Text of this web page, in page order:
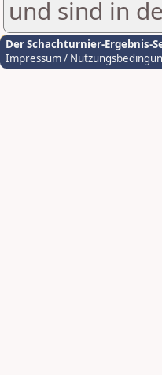
und sind in
Der Schachturnier-Ergebnis-
Impressum /